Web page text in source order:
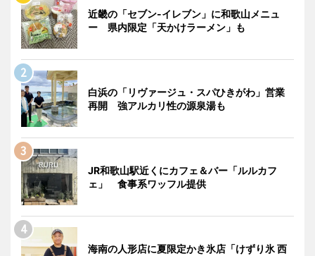
近畿の「セブン-イレブン」に和歌山メニュ
ー 県内限定「天かけラーメン」も
白浜の「リヴァージュ・スパひきがわ」営業
再開 強アルカリ性の源泉湯も
JR和歌山駅近くにカフェ＆バー「ルルカフ
ェ」 食事系ワッフル提供
海南の人形店に夏限定かき氷店「けずり氷 西